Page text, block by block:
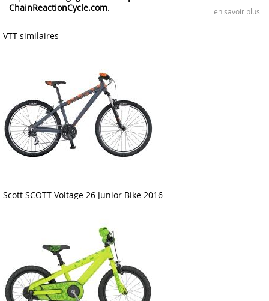
ChainReactionCycle.com. en savoir plus
VTT similaires
Scott SCOTT Voltage 26 Junior Bike 2016